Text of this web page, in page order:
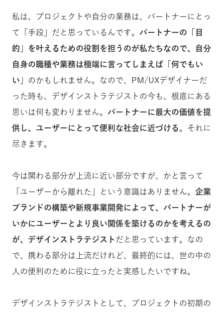
私は、プロジェクトや自分の業務は、パートナーにとっ
て「手段」だと思っているんです。 パートナーの「目
的」を叶えるための役割を担うのが私たちなので、自分
自身の職種や業務は極端に言ってしまえば「何でもい
い」 のかもしれません。なので、PM/UXデザイナーだ
った時も、デザインストラテジストの今も、根底にある
思いは何も変わりません。 パートナーに最大の価値を提
供し、ユーザーにとって便利な社会に近づける。それに
尽きます。
今は関わる部分が上流に近い部分ですが、かと言って
「ユーザーから離れた」という意識はありません。 企業
ブランドの構築や新規事業開発によって、パートナーが
いかにユーザーとより良い関係を築けるのかを考えるの
が、デザインストラテジスト だと思っています。なの
で、携わる部分は上流だけれど、最終的には、世の中の
人の便利のために役に立ったと実感したいですね。
デザインストラテジストとして、プロジェクトの初期の